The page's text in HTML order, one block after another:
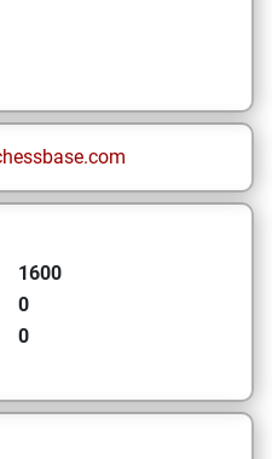
1600
0
0